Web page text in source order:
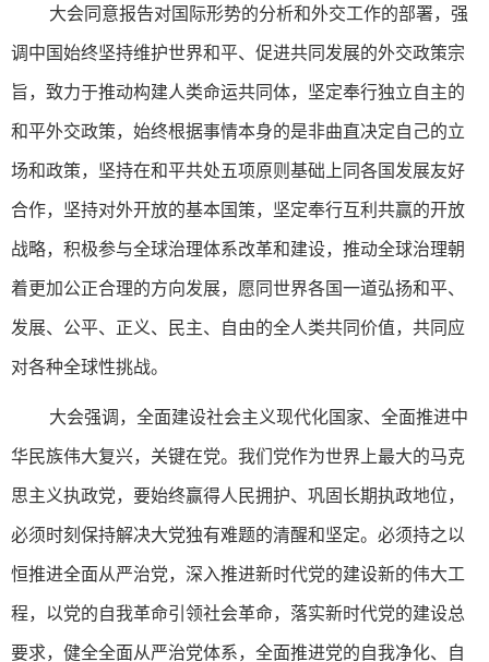
大会同意报告对国际形势的分析和外交工作的部署，强
调中国始终坚持维护世界和平、促进共同发展的外交政策宗
旨，致力于推动构建人类命运共同体，坚定奉行独立自主的
和平外交政策，始终根据事情本身的是非曲直决定自己的立
场和政策，坚持在和平共处五项原则基础上同各国发展友好
合作，坚持对外开放的基本国策，坚定奉行互利共赢的开放
战略，积极参与全球治理体系改革和建设，推动全球治理朝
着更加公正合理的方向发展，愿同世界各国一道弘扬和平、
发展、公平、正义、民主、自由的全人类共同价值，共同应
对各种全球性挑战。
大会强调，全面建设社会主义现代化国家、全面推进中
华民族伟大复兴，关键在党。我们党作为世界上最大的马克
思主义执政党，要始终赢得人民拥护、巩固长期执政地位，
必须时刻保持解决大党独有难题的清醒和坚定。必须持之以
恒推进全面从严治党，深入推进新时代党的建设新的伟大工
程，以党的自我革命引领社会革命，落实新时代党的建设总
要求，健全全面从严治党体系，全面推进党的自我净化、自